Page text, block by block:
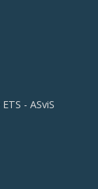
- ASviS